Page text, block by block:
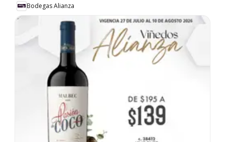
Bodegas Alianza